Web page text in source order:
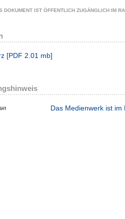
DOKUMENT IST ÖFFENTLICH ZUGÄNGLICH IM
[PDF 2.01 mb]
Das Medienwerk ist im